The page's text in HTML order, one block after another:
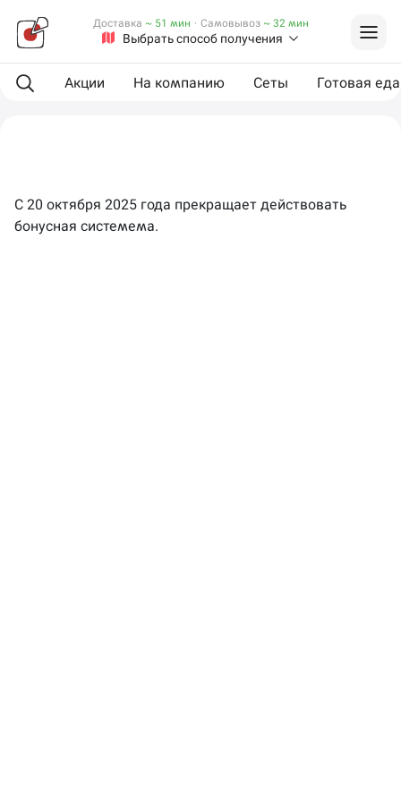
Выбрать способ получения
Доставка ~ 51 мин · Самовывоз ~ 32 мин
Акции На компанию Сеты Готовая еда
С 20 октября 2025 года прекращает действовать
бонусная системема.